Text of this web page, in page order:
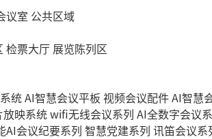
议室 公共区域
检票大厅 展览陈列区
统AI智慧会议平板 视频会议配件AI智慧
映系统wifi无线会议系列 AI全数字会议
AI会议纪要系列 智慧党建系列 讯笛会议系